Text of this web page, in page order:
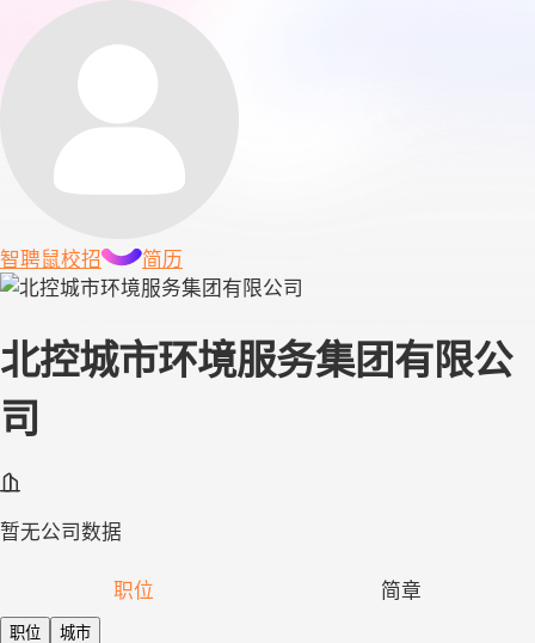
智聘鼠校招 简历
北控城市环境服务集团有限公
司
暂无公司数据
职位 简章
职位 城市